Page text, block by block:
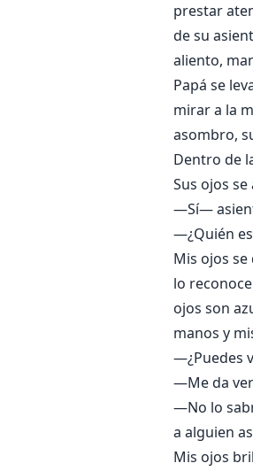
prestar
de su
aliento,
Papá se
mirar a la
asombro,
Dentro de
Sus ojos
—Sí—
—¿Quién
Mis ojos
lo
ojos son
manos y
—¿Puedes
—Me da
—No lo
a alguien
Mis ojos